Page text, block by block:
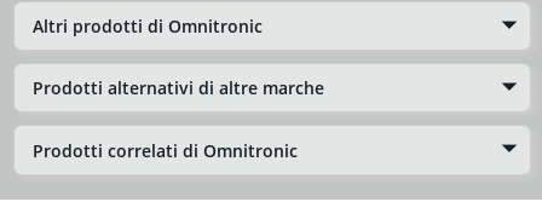
Altri prodotti di Omnitronic
Prodotti alternativi di altre marche
Prodotti correlati di Omnitronic